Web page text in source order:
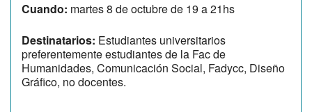
Cuando: martes 8 de octubre de 19 a 21hs
Destinatarios: Estudiantes universitarios
preferentemente estudiantes de la Fac de
Humanidades, Comunicación Social, Fadycc, Diseño
Gráfico, no docentes.